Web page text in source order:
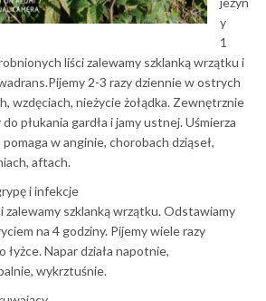
y
1
liści zalewamy szklanką wrzątku i
2-3 razy dziennie w ostrych
wzdęciach, nieżycie żołądka. Zewnętrznie
płukania gardła i jamy ustnej. Uśmierza
pomaga w anginie, chorobach dziąseł,
aftach.
i infekcje
zalewamy szklanką wrzątku. Odstawiamy
na 4 godziny. Pijemy wiele razy
łyżce. Napar działa napotnie,
wykrztuśnie.